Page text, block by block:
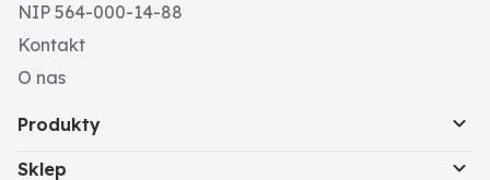
NIP 564-000-14-88
Kontakt
O nas
Produkty
Sklep